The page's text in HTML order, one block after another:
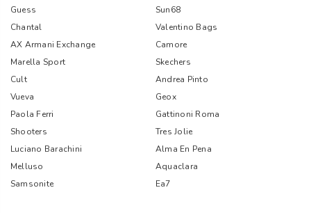
Guess
Sun68
Chantal
Valentino Bags
AX Armani Exchange
Camore
Marella Sport
Skechers
Cult
Andrea Pinto
Vueva
Geox
Paola Ferri
Gattinoni Roma
Shooters
Tres Jolie
Luciano Barachini
Alma En Pena
Melluso
Aquaclara
Samsonite
Ea7